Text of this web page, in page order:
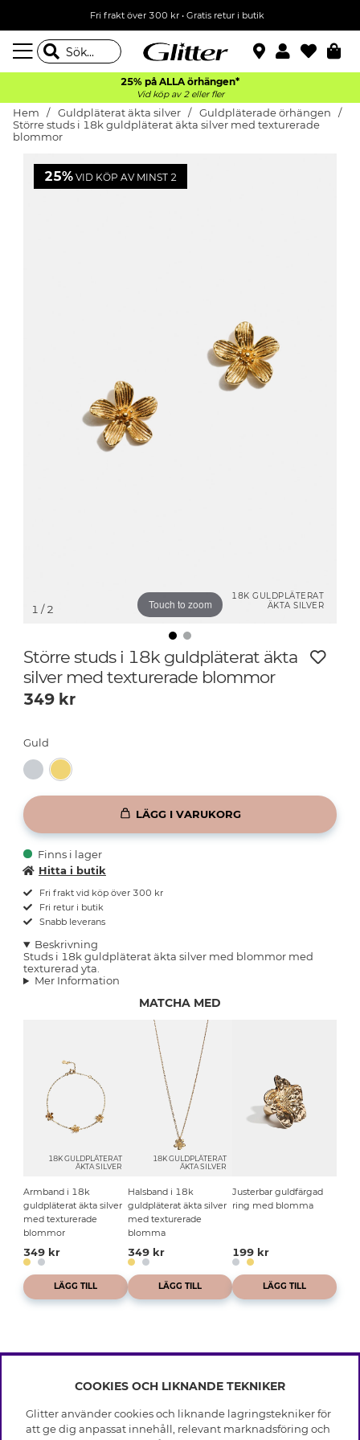
Fri frakt över 300 kr• Gratis retur i butik
25% på ALLA örhängen*
Vid köp av 2 eller fler
Hem Guldpläterat äkta silver
Guldpläterade örhängen
Större studs i 18k guldpläterat äkta silver med texturerade
blommor
25% VID KÖP AV MINST 2
18K GULDPLÄTERAT
ÄKTA SILVER
Touch to zoom
1 / 2
Större studs i 18k guldpläterat äkta
silver med texturerade blommor
349 kr
Guld
LÄGG I VARUKORG
Finns i lager
Hitta i butik
Fri frakt vid köp över 300 kr
Fri retur i butik
Snabb leverans
Beskrivning
Studs i 18k guldpläterat äkta silver med blommor med
texturerad yta.
Mer Information
MATCHA MED
18K GULDPLÄTERAT
ÄKTA SILVER
Armband i 18k
guldpläterat äkta silver
med texturerade
blommor
349 kr
LÄGG TILL
18K GULDPLÄTERAT
ÄKTA SILVER
Halsband i 18k
guldpläterat äkta silver
med texturerade
blomma
349 kr
LÄGG TILL
Justerbar guldfärgad
ring med blomma
199 kr
LÄGG TILL
INFO
Leverans
Villkor
OM GLITTER
COOKIES OCH LIKNANDE TEKNIKER
Glitter använder cookies och liknande lagringstekniker för
att ge dig anpassat innehåll, relevant marknadsföring och